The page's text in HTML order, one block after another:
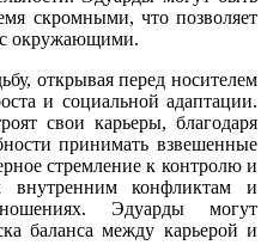
скромными, что позволяет
с окружающими.
открывая перед носителем
и социальной адаптации.
свои карьеры, благодаря
принимать взвешенные
стремление к контролю и
внутренним конфликтам и
Эдуарды могут
баланса между карьерой и